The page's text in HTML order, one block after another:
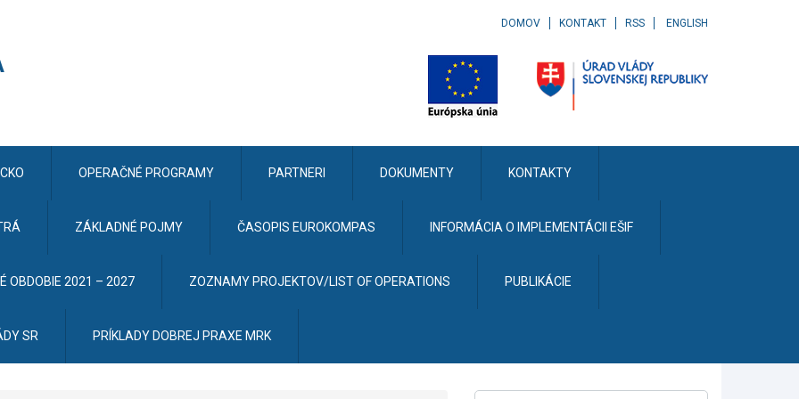
DOMOV KONTAKT RSS ENGLISH
CKO OPERAČNÉ PROGRAMY PARTNERI DOKUMENTY KONTAKTY
ZÁKLADNÉ POJMY ČASOPIS EUROKOMPAS INFORMÁCIA O IMPLEMENTÁCII EŠIF
OBDOBIE 2021 – 2027 ZOZNAMY PROJEKTOV/LIST OF OPERATIONS PUBLIKÁCIE
SR PRÍKLADY DOBREJ PRAXE MRK